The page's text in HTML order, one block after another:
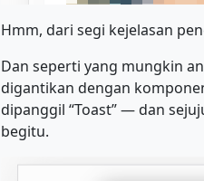
Hmm, dari segi kejelasan
Dan seperti yang mungkin
digantikan dengan
dipanggil “Toast” — dan
begitu.